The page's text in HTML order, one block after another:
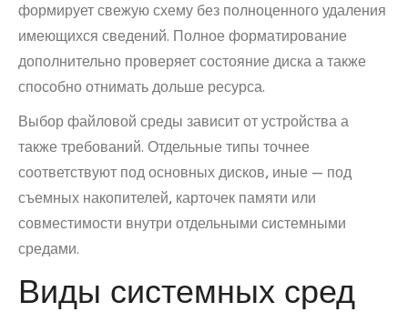
формирует свежую схему без полноценного удаления
имеющихся сведений. Полное форматирование
дополнительно проверяет состояние диска а также
способно отнимать дольше ресурса.
Выбор файловой среды зависит от устройства а
также требований. Отдельные типы точнее
соответствуют под основных дисков, иные — под
съемных накопителей, карточек памяти или
совместимости внутри отдельными системными
средами.
Виды системных сред